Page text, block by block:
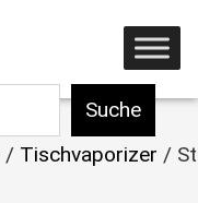
Suche
/ Tischvaporizer /